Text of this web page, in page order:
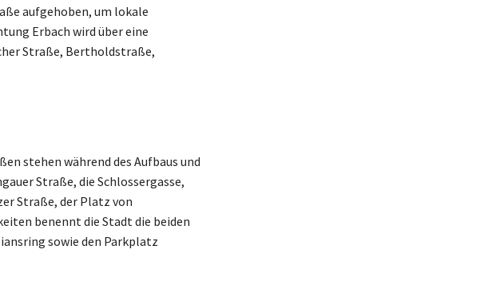
aufgehoben, um lokale
Erbach wird über eine
Straße, Bertholdstraße,
stehen während des Aufbaus und
Straße, die Schlossergasse,
Straße, der Platz von
benennt die Stadt die beiden
sowie den Parkplatz